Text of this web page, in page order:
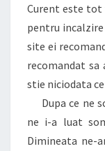
Curent este tot
pentru incalzire
site ei
recomandat sa
stie niciodata
Dupa ce ne
ne i-a luat
Dimineata ne-